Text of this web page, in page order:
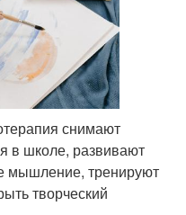
снимают
в школе, развивают
мышление, тренируют
творческий